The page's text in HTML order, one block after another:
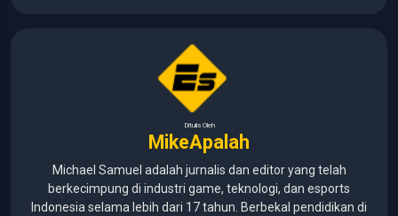
Ditulis Oleh
MikeApalah
Michael Samuel adalah jurnalis dan editor yang telah
berkecimpung di industri game, teknologi, dan esports
Indonesia selama lebih dari 17 tahun. Berbekal pendidikan di